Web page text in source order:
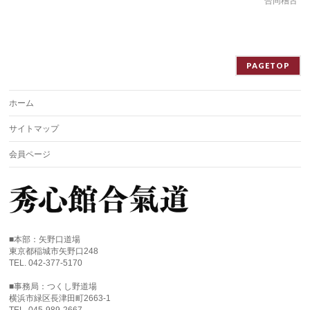
PAGETOP
ホーム
サイトマップ
会員ページ
■本部：矢野口道場
東京都稲城市矢野口248
TEL. 042-377-5170
■事務局：つくし野道場
横浜市緑区長津田町2663-1